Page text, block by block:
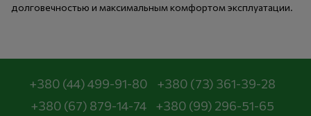
долговечностью и максимальным комфортом эксплуатации.
+380 (44) 499-91-80
+380 (73) 361-39-28
+380 (67) 879-14-74
+380 (99) 296-51-65